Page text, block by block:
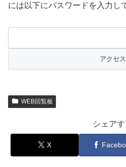
には以下にパスワードを入力し
WEB回覧板
シェアす
X